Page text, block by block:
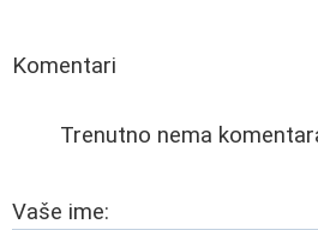
Komentari
Trenutno nema
Vaše ime: